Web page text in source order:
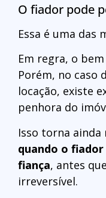
O fiador pode
Essa é uma das
Em regra, o
Porém, no caso
locação, existe
penhora do
Isso torna
quando o
fiança, antes
irreversível.